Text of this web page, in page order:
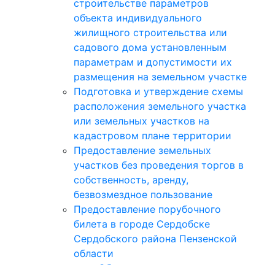
строительстве параметров
объекта индивидуального
жилищного строительства или
садового дома установленным
параметрам и допустимости их
размещения на земельном участке
Подготовка и утверждение схемы
расположения земельного участка
или земельных участков на
кадастровом плане территории
Предоставление земельных
участков без проведения торгов в
собственность, аренду,
безвозмездное пользование
Предоставление порубочного
билета в городе Сердобске
Сердобского района Пензенской
области